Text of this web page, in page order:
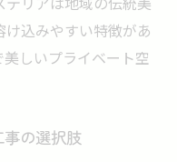
込みやすい特徴があ
しいプライベート空
の選択肢